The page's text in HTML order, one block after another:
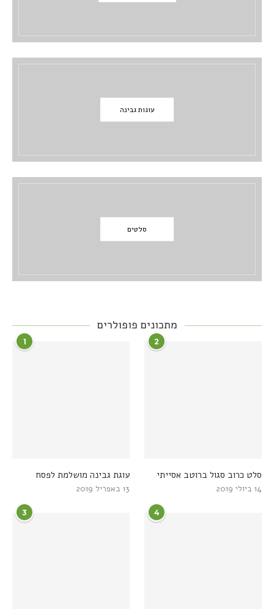
עוגות גבינה
סלטים
מתכונים פופולרים
1
עוגת גבינה מושלמת לפסח
13 באפריל 2019
2
סלט כרוב סגול ברוטב אסייתי
14 ביולי 2019
3 4